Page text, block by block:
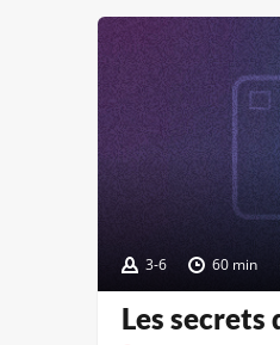
3-6 60 min
Les secrets